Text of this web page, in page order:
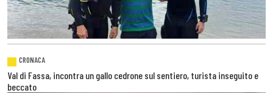
CRONACA
Val di Fassa, incontra un gallo cedrone sul sentiero, turista inseguito e
beccato